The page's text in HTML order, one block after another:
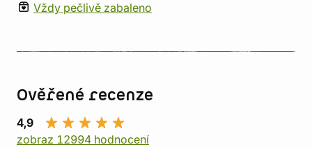
Vždy pečlivě zabaleno
Ověřené recenze
4,9
zobraz 12994 hodnocení